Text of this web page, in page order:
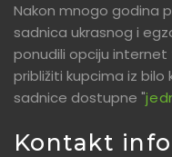
Nakon mnogo godina
sadnica ukrasnog i
ponudili opciju internet
približiti kupcima iz bilo
sadnice dostupne "
Kontakt